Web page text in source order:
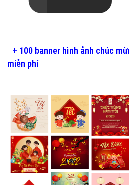
+ 100 banner hình ảnh chúc
miễn phí